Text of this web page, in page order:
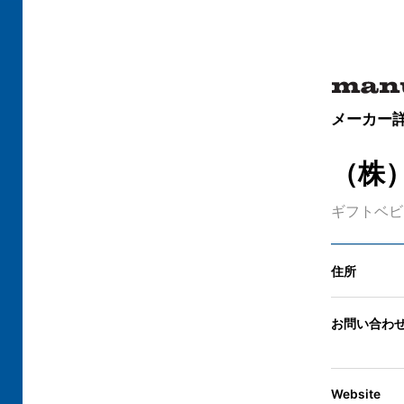
メーカー
（株
ギフト ベ
住所
お問い合わ
Website